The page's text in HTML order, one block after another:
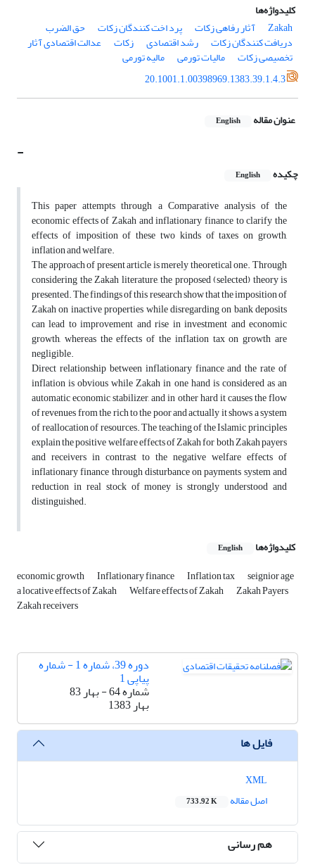
کلیدواژه‌ها
‌Zakah
آ ثار رفاهی زکات پرد اخت کنندگان زکات حق الضرب
دریافت کنندگان زکات رشد اقتصادی زکات عدالت اقتصادی آ ثار
تخصیصی زکات مالیات تورمی
مالیه تورمی
20.1001.1.00398969.1383.39.1.4.3
عنوان مقاله English
-
چکیده English
This paper attempts through a Comparative analysis of the
economic effects of Zakah and inflationary finance to clarify the
effects of imposition of these two kinds of taxes on growth,
inflation and welfare.
The approach of present article is merely theoretical one. Through
considering the Zakah literature, the proposed (selected) theory is
presented. The findings of this research show that the imposition of
Zakah on inactive properties while disregarding on bank deposits
can lead to improvement and rise in investment and economic
growth, whereas the effects of the inflation tax on growth are
negligible.
Direct relationship between inflationary finance and the rate of
inflation is obvious while Zakah in one hand is considered as an
automatic economic stabilizer, and in other hard it causes the flow
of revenues from the rich to the poor and actually it shows a system
of reallocation of resources. The teaching of the Islamic principles
explain the positive welfare effects of Zakah for both Zakah payers
and receivers in contrast to the negative welfare effects of
inflationary finance through disturbance on payments system and
reduction in real stock of money is strongly understood and
distinguished.
کلیدواژه‌ها English
economic growth Inflationary finance Inflation tax seignior age
a locative effects of Zakah Welfare effects of Zakah Zakah Payers
Zakah receivers
دوره 39، شماره 1 - شماره
پیاپی 1
شماره 64 - بهار 83
بهار 1383
فایل ها
اصل مقاله
733.92 K
هم رسانی